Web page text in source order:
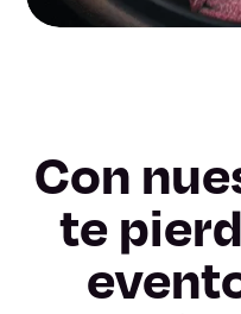
Con
te